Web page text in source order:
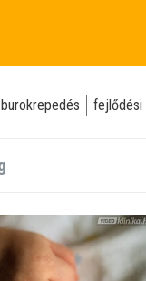
burokrepedés fejlődési